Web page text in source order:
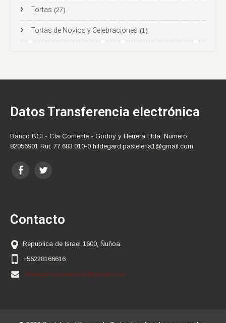
Tortas (27)
Tortas de Novios y Celebraciones (1)
Datos Transferencia electrónica
Banco BCI - Cta Corriente - Godoy y Herrera Ltda. Numero:
82056901 Rut: 77.683.010-0 hildegard.pasteleria1@gmail.com
Contacto
Republica de Israel 1600, Ñuñoa.
+56228166616
hildegard.pasteleria1@gmail.com